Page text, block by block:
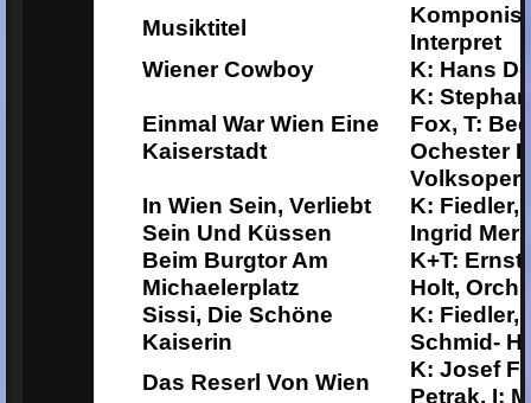
Musiktitel
Interpret
Wiener Cowboy
K: Hans
Einmal War Wien Eine
Kaiserstadt
K:
Fox, T:
Ochester
Volksoper
In Wien Sein, Verliebt
Sein Und Küssen
K: Fiedler,
Ingrid
Beim Burgtor Am
Michaelerplatz
K+T:
Holt,
Sissi, Die Schöne
Kaiserin
K: Fiedler,
Schmid-
Das Reserl Von Wien
K: Josef
Petrak, I: